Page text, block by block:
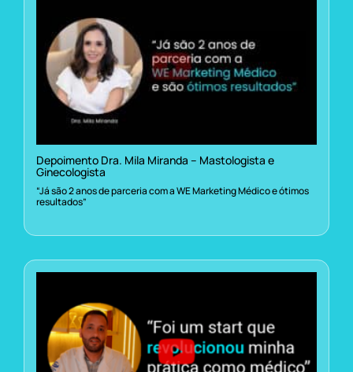
Depoimento Dra. Mila Miranda – Mastologista e
Ginecologista
“Já são 2 anos de parceria com a WE Marketing Médico e ótimos
resultados”